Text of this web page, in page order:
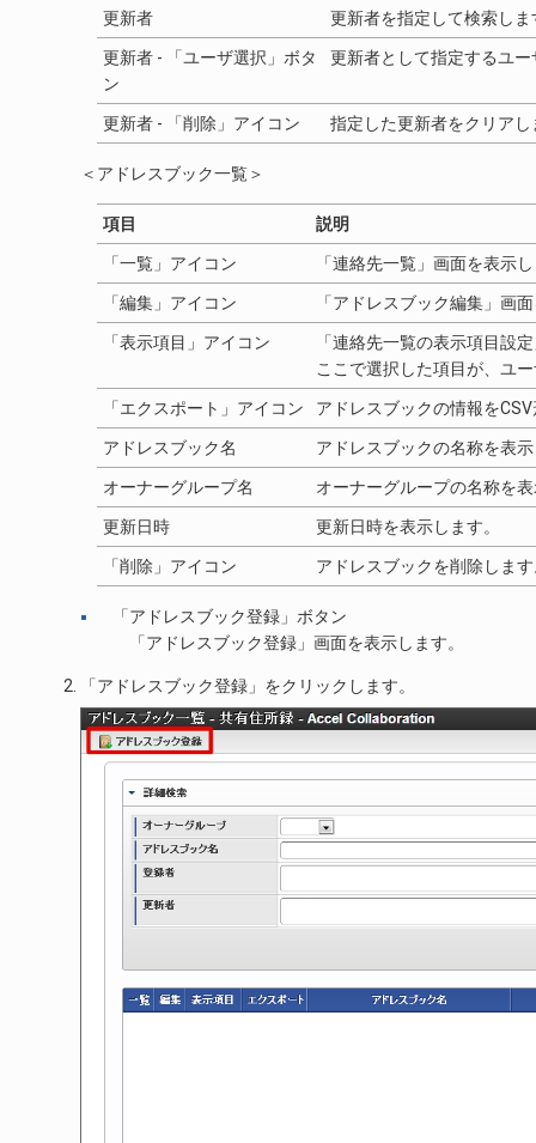
更新者 更新者を指定して検索しま
更新者 - 「ユーザ選択」ボタ
ン
更新者として指定するユ
更新者 - 「削除」アイコン 指定した更新者をクリアし
＜アドレスブック一覧＞
項目 説明
「一覧」アイコン 「連絡先一覧」画面を表示
「編集」アイコン 「アドレスブック編集」画
「表示項目」アイコン
「連絡先一覧の表示項目設
ここで選択した項目が、ユ
「エクスポート」アイコン アドレスブックの情報を
アドレスブック名 アドレスブックの名称を表
オーナーグループ名 オーナーグループの名称を
更新日時 更新日時を表示します。
「削除」アイコン アドレスブックを削除しま
「アドレスブック登録」ボタン
「アドレスブック登録」画面を表示します。
「アドレスブック登録」をクリックします。